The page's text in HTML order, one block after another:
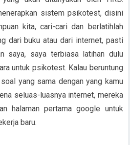
sistem psikotest, disini
kita, cari-cari dan berlatihlah
dari buku atau dari internet, pasti
saya, saya terbiasa latihan dulu
untuk psikotest. Kalau beruntung
yang sama dengan yang kamu
seluas-luasnya internet, mereka
halaman pertama google untuk
baru.